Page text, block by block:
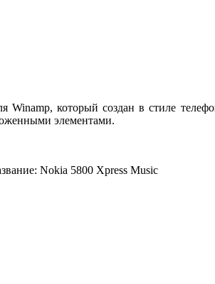
Winamp, который создан в стиле
элементами.
Nokia 5800 Xpress Music